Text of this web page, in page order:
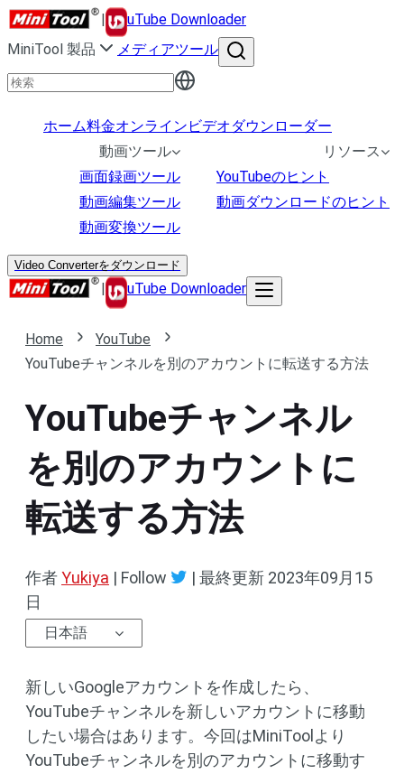
|
uTube Downloader
MiniTool 製品
メディアツール
ホーム料金オンラインビデオダウンローダー
動画ツール
画面録画ツール
動画編集ツール
動画変換ツール
リソース
YouTubeのヒント
動画ダウンロードのヒント
Video Converterをダウンロード
| uTube Downloader
Home
YouTube
YouTubeチャンネルを別のアカウントに転送する方法
YouTubeチャンネル
を別のアカウントに
転送する方法
作者Yukiya | Follow | 最終更新 2023年09月15
日
日本語
新しいGoogleアカウントを作成したら、
YouTubeチャンネルを新しいアカウントに移動
したい場合はあります。今回はMiniToolより
YouTubeチャンネルを別のアカウントに移動す